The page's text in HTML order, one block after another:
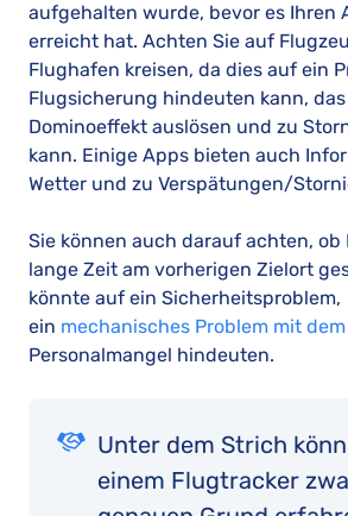
aufgehalten wurde, bevor es Ihren
erreicht hat. Achten Sie auf
Flughafen kreisen, da dies auf ein
Flugsicherung hindeuten kann,
Dominoeffekt auslösen und zu
kann. Einige Apps bieten auch
Wetter und zu Verspätungen/
Sie können auch darauf achten, ob
lange Zeit am vorherigen Zielort
könnte auf ein Sicherheitsproblem,
ein mechanisches Problem mit
Personalmangel hindeuten.
Unter dem Strich
einem Flugtracker